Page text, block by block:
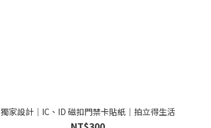
獨家設計｜IC、ID 磁扣門禁卡貼紙｜拍立得生活